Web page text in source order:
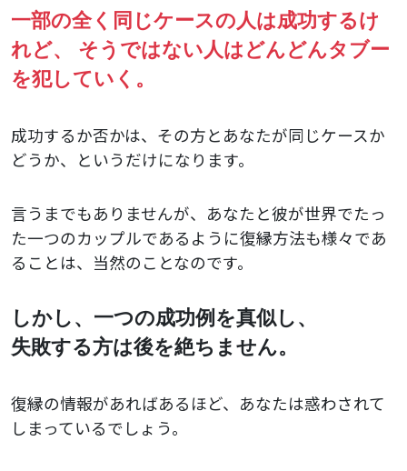
一部の全く同じケースの人は成功するけ
れど、
そうではない人はどんどんタブー
を犯していく。
成功するか否かは、その方とあなたが同じケースか
どうか、というだけになります。
言うまでもありませんが、あなたと彼が世界でたっ
た一つのカップルであるように復縁方法も様々であ
ることは、当然のことなのです。
しかし、一つの成功例を真似し、
失敗する方は後を絶ちません。
復縁の情報があればあるほど、あなたは惑わされて
しまっているでしょう。